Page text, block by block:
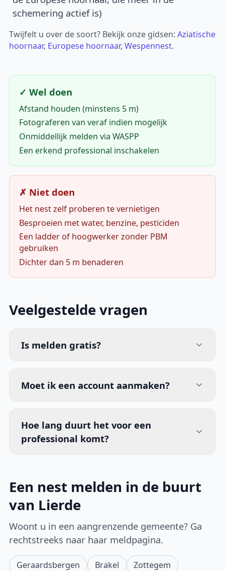
schemering actief is)
Twijfelt u over de soort? Bekijk onze gidsen:Aziatische
hoornaar, Europese hoornaar,Wespennest.
✓ Wel doen
Afstand houden (minstens 5 m)
Fotograferen van veraf indien mogelijk
Onmiddellijk melden via WASPP
Een erkend professional inschakelen
✗ Niet doen
Het nest zelf proberen te vernietigen
Besproeien met water, benzine, pesticiden
Een ladder of hoogwerker zonder PBM
gebruiken
Dichter dan 5 m benaderen
Veelgestelde vragen
Is melden gratis?
Moet ik een account aanmaken?
Hoe lang duurt het voor een
professional komt?
Een nest melden in de buurt
van Lierde
Woont u in een aangrenzende gemeente? Ga
rechtstreeks naar haar meldpagina.
Geraardsbergen Brakel
Zottegem